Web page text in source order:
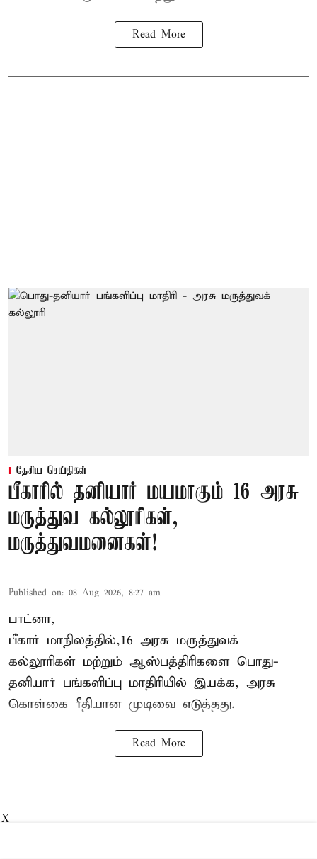
Read More
தேசிய செய்திகள்
பீகாரில் தனியார் மயமாகும் 16 அரசு
மருத்துவ கல்லூரிகள்,
மருத்துவமனைகள்!
Published on: 08 Aug 2026, 8:27 am
பாட்னா,
பீகார் மாநிலத்தில்,16 அரசு மருத்துவக்
கல்லூரிகள் மற்றும் ஆஸ்பத்திரிகளை பொது-
தனியார் பங்களிப்பு மாதிரியில் இயக்க, அரசு
கொள்கை ரீதியான முடிவை எடுத்தது.
Read More
X